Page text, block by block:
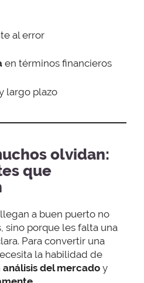
al error
en términos financieros
largo plazo
olvidan:
que
a buen puerto no
sino porque les falta una
Para convertir una
la habilidad de
análisis del mercado y